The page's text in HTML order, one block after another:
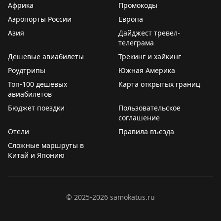
чтобы разобраться, какая бутылка для чего
предназначена. Это приводит к путанице — люди
случайно используют кондиционер вместо шампуня
Отели могли бы легко решить эту проблему, просто
увеличив размер шрифта на этикетках или используя
более контрастные цвета. Это улучшило бы опыт
гостей и сделало бы пребывание в отеле более
комфортным. Пока же путешественникам приходится
адаптироваться к этому неудобству самостоятельно.
Gary Leff|View from the Wing
Африка
Промокоды
Аэропорты России
Европа
Азия
Дайджест тревел-
телеграма
Дешевые авиабилеты
Трекинг и хайкинг
Роудтрипы
Южная Америка
Топ-100 дешевых
авиабилетов
Карта открытых границ
Бюджет поездки
Пользовательское
соглашение
Отели
Правила въезда
Сложные маршруты в
Китай и Японию
© 2025-2026 samokatus.ru